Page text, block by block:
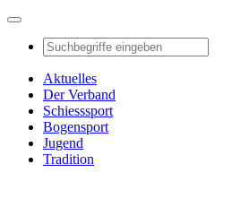
Aktuelles
Der Verband
Schiesssport
Bogensport
Jugend
Tradition